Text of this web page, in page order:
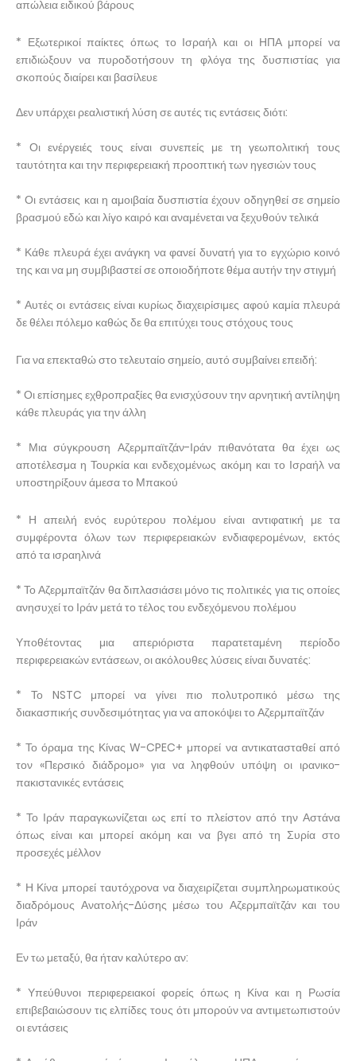
απώλεια ειδικού βάρους
* Εξωτερικοί παίκτες όπως το Ισραήλ και οι ΗΠΑ μπορεί να
επιδιώξουν να πυροδοτήσουν τη φλόγα της δυσπιστίας για
σκοπούς διαίρει και βασίλευε
Δεν υπάρχει ρεαλιστική λύση σε αυτές τις εντάσεις διότι:
* Οι ενέργειές τους είναι συνεπείς με τη γεωπολιτική τους
ταυτότητα και την περιφερειακή προοπτική των ηγεσιών τους
* Οι εντάσεις και η αμοιβαία δυσπιστία έχουν οδηγηθεί σε σημείο
βρασμού εδώ και λίγο καιρό και αναμένεται να ξεχυθούν τελικά
* Κάθε πλευρά έχει ανάγκη να φανεί δυνατή για το εγχώριο κοινό
της και να μη συμβιβαστεί σε οποιοδήποτε θέμα αυτήν την στιγμή
* Αυτές οι εντάσεις είναι κυρίως διαχειρίσιμες αφού καμία πλευρά
δε θέλει πόλεμο καθώς δε θα επιτύχει τους στόχους τους
Για να επεκταθώ στο τελευταίο σημείο, αυτό συμβαίνει επειδή:
* Οι επίσημες εχθροπραξίες θα ενισχύσουν την αρνητική αντίληψη
κάθε πλευράς για την άλλη
* Μια σύγκρουση Αζερμπαϊτζάν-Ιράν πιθανότατα θα έχει ως
αποτέλεσμα η Τουρκία και ενδεχομένως ακόμη και το Ισραήλ να
υποστηρίξουν άμεσα το Μπακού
* Η απειλή ενός ευρύτερου πολέμου είναι αντιφατική με τα
συμφέροντα όλων των περιφερειακών ενδιαφερομένων, εκτός
από τα ισραηλινά
* Το Αζερμπαϊτζάν θα διπλασιάσει μόνο τις πολιτικές για τις οποίες
ανησυχεί το Ιράν μετά το τέλος του ενδεχόμενου πολέμου
Υποθέτοντας μια απεριόριστα παρατεταμένη περίοδο
περιφερειακών εντάσεων, οι ακόλουθες λύσεις είναι δυνατές:
* Το NSTC μπορεί να γίνει πιο πολυτροπικό μέσω της
διακασπικής συνδεσιμότητας για να αποκόψει το Αζερμπαϊτζάν
* Το όραμα της Κίνας W-CPEC+ μπορεί να αντικατασταθεί από
τον «Περσικό διάδρομο» για να ληφθούν υπόψη οι ιρανικο-
πακιστανικές εντάσεις
* Το Ιράν παραγκωνίζεται ως επί το πλείστον από την Αστάνα
όπως είναι και μπορεί ακόμη και να βγει από τη Συρία στο
προσεχές μέλλον
* Η Κίνα μπορεί ταυτόχρονα να διαχειρίζεται συμπληρωματικούς
διαδρόμους Ανατολής-Δύσης μέσω του Αζερμπαϊτζάν και του
Ιράν
Εν τω μεταξύ, θα ήταν καλύτερο αν:
* Υπεύθυνοι περιφερειακοί φορείς όπως η Κίνα και η Ρωσία
επιβεβαιώσουν τις ελπίδες τους ότι μπορούν να αντιμετωπιστούν
οι εντάσεις